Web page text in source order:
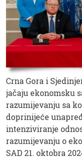
Crna Gora i
jačaju ekonomsku
razumijevanju sa
doprinijeće
intenziviranje
razumijevanju o
SAD 21. oktobra